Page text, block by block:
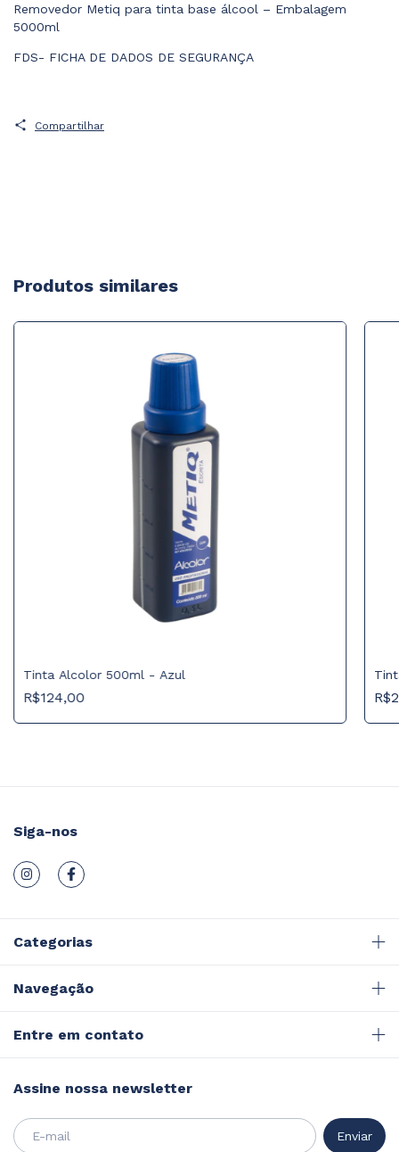
Removedor Metiq para tinta base álcool – Embalagem
5000ml
FDS- FICHA DE DADOS DE SEGURANÇA
Compartilhar
Produtos similares
Tinta Alcolor 500ml - Azul
R$124,00
Siga-nos
Categorias
Navegação
Entre em contato
Assine nossa newsletter